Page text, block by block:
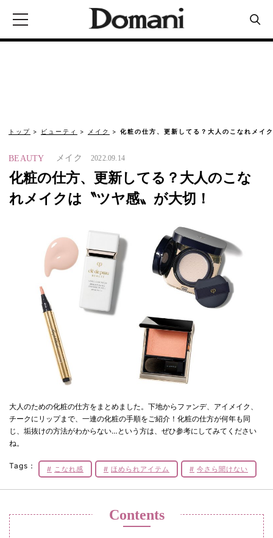
トップ ビューティ メイク 化粧の仕方、更新してる？大人のこなれメイ
BEAUTY メイク 2022.09.14
化粧の仕方、更新してる？大人のこな
れメイクは〝ツヤ感〟が大切！
大人のための化粧の仕方をまとめました。下地からファンデ、アイメイク、
チークにリップまで、一連の化粧の手順をご紹介！化粧の仕方が何年も同
じ、垢抜けの方法がわからない…という方は、ぜひ参考にしてみてください
ね。
Tags： こなれ感 ほめられアイテム 今さら聞けない
Contents